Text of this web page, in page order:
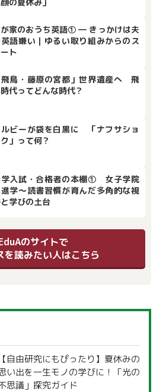
家のおうち英語① ― きっかけは夫
語嫌い｜ゆるい取り組みからのス
ト
飛鳥・藤原の宮都」世界遺産へ 飛
代ってどんな時代？
ビーが袋を白黒に 「ナフサショ
」って何？
学入試・合格者の本棚① 女子学院
学～読書習慣が育んだ多角的な視
学びの土台
のサイトで
を読みたい人はこちら
【自由研究にもぴったり】夏休みの
い出を一生モノの学びに！「光の
思議」探究ガイド